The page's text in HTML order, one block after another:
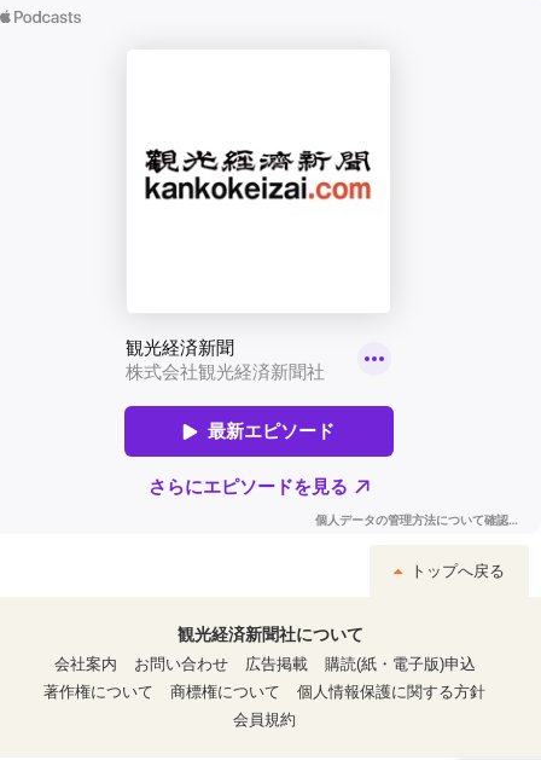
トップへ戻る
観光経済新聞社について
会社案内
お問い合わせ 広告掲載
購読(紙・電子版)申込
著作権について
商標権について
個人情報保護に関する方針
会員規約